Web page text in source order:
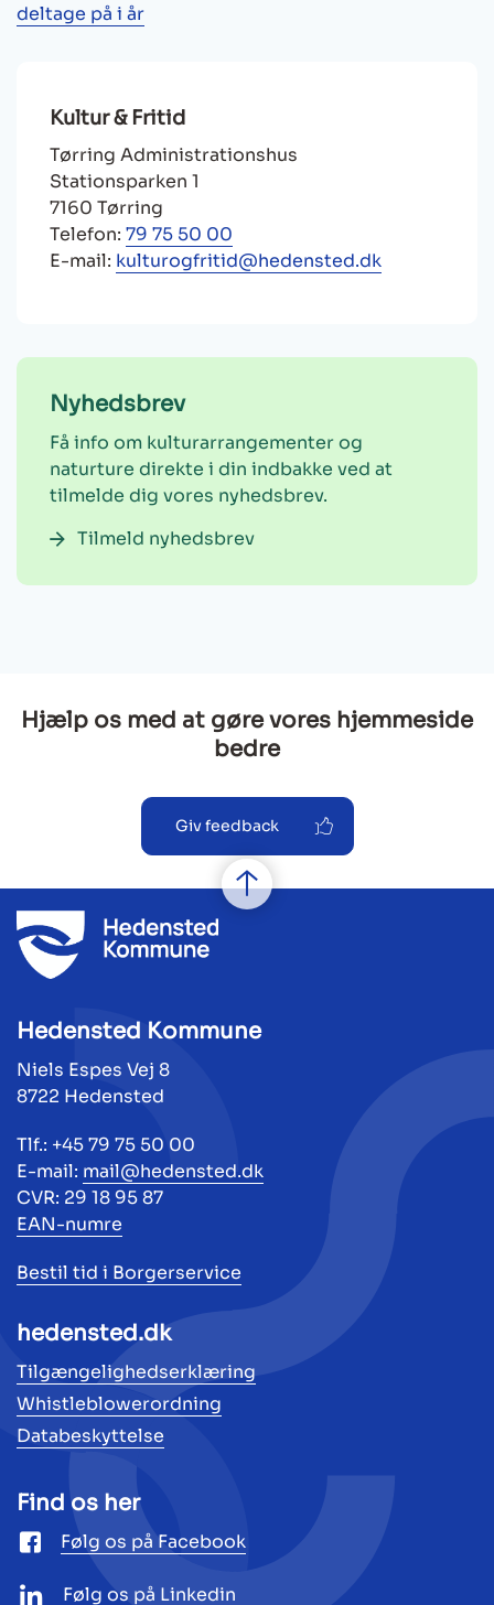
deltage på i år
Kultur & Fritid
Tørring Administrationshus
Stationsparken 1
7160 Tørring
Telefon: 79 75 50 00
E-mail: kulturogfritid@hedensted.dk
Nyhedsbrev
Få info om kulturarrangementer og
naturture direkte i din indbakke ved at
tilmelde dig vores nyhedsbrev.
Tilmeld nyhedsbrev
Hjælp os med at gøre vores hjemmeside
bedre
Giv feedback
Hedensted Kommune
Niels Espes Vej 8
8722 Hedensted
Tlf.: +45 79 75 50 00
E-mail: mail@hedensted.dk
CVR: 29 18 95 87
EAN-numre
Bestil tid i Borgerservice
hedensted.dk
Tilgængelighedserklæring
Whistleblowerordning
Databeskyttelse
Find os her
Følg os på Facebook
Følg os på Linkedin